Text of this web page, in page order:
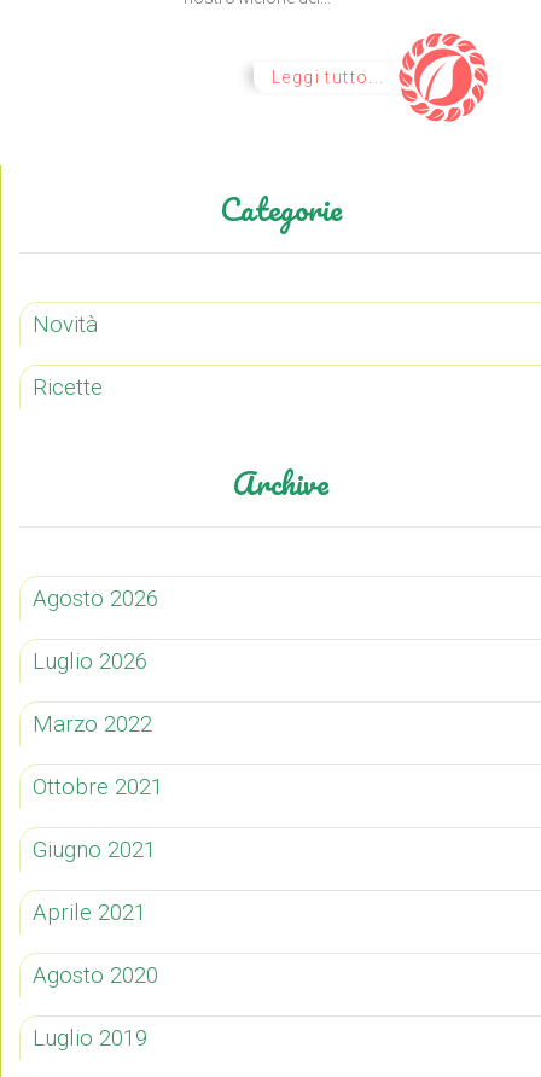
Leggi tutto...
Categorie
Novità
Ricette
Archive
Agosto 2026
Luglio 2026
Marzo 2022
Ottobre 2021
Giugno 2021
Aprile 2021
Agosto 2020
Luglio 2019